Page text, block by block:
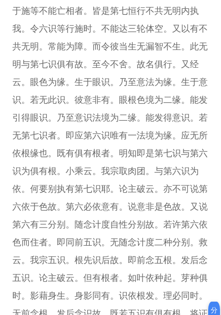
于施等不能亡相者。皆是第七恒行不共无明内执
我。令六识等行施时。不能达三轮体空。又以有不
共无明。常能为障。而令彼当生无漏智不生。此无
明与第七识俱有故。至今不舍。故名俱行。又经
云。眼色为缘。生于眼识。乃至意法为缘。生于意
识。若无此识。彼意非有。眼根色境为二缘。能发
引得眼识。乃至意识法境为二缘。能发得意识。若
无第七识者。即应第六识唯有一法境为缘。应无所
依根缘也。既有俱有根者。明知即是第七识与第六
识为俱有根。小乘云。我宗取肉团。与第六识为
依。何要别执有第七识耶。论主破云。亦不可说第
六依于色故。第六必依意有。说意非是色故。又说
第六有三分别。随念计度自性分别故。若许第六依
色而住者。即同前五识。无随念计度二种分别。救
云。我宗五识。根先识后故。即前念五根。发后念
五识。论主破云。但有根者。如叶依种起。芽种俱
时。影藉身生。身影同有。识依根发。理必同时。
分